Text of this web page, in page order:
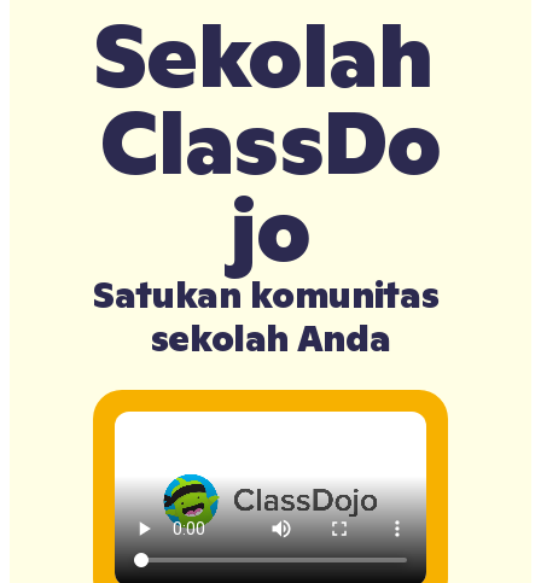
Sekolah
ClassDo
jo
Satukan komunitas
sekolah Anda